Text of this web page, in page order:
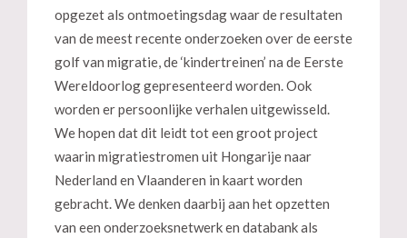
opgezet als ontmoetingsdag waar de resultaten
van de meest recente onderzoeken over de eerste
golf van migratie, de ‘kindertreinen’ na de Eerste
Wereldoorlog gepresenteerd worden. Ook
worden er persoonlijke verhalen uitgewisseld.
We hopen dat dit leidt tot een groot project
waarin migratiestromen uit Hongarije naar
Nederland en Vlaanderen in kaart worden
gebracht. We denken daarbij aan het opzetten
van een onderzoeksnetwerk en databank als